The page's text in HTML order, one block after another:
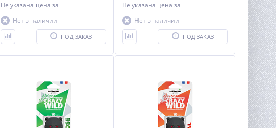
Не указана цена за
Нет в наличии
ПОД ЗАКАЗ
Не указана цена за
Нет в наличии
ПОД ЗАКАЗ